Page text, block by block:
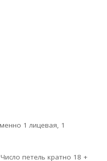
1 лицевая, 1
Число петель кратно 18 +